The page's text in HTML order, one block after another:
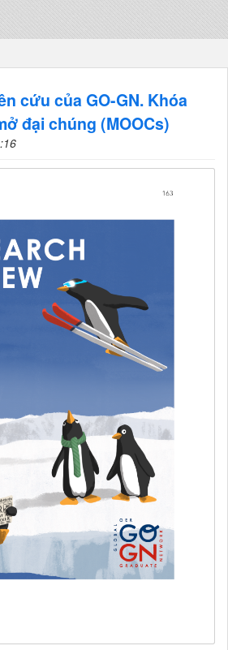
cứu của GO-GN. Khóa
đại chúng (MOOCs)